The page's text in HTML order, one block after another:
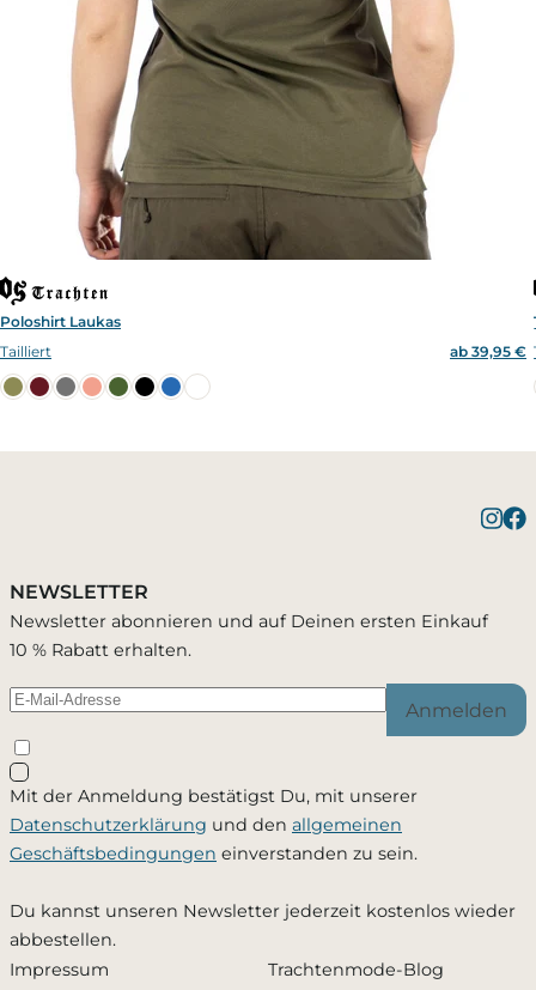
Poloshirt Laukas
Tailliert
ab 39,95 €
NEWSLETTER
Newsletter abonnieren und auf Deinen ersten Einkauf
10 % Rabatt erhalten.
Anmelden
Mit der Anmeldung bestätigst Du, mit unserer
Datenschutzerklärung und den allgemeinen
Geschäftsbedingungen einverstanden zu sein.
Du kannst unseren Newsletter jederzeit kostenlos wieder
abbestellen.
Impressum
Trachtenmode-Blog